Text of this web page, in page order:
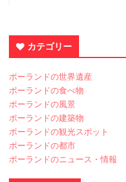
カテゴリー
ポーランドの世界遺産
ポーランドの食べ物
ポーランドの風景
ポーランドの建築物
ポーランドの観光スポット
ポーランドの都市
ポーランドのニュース・情報